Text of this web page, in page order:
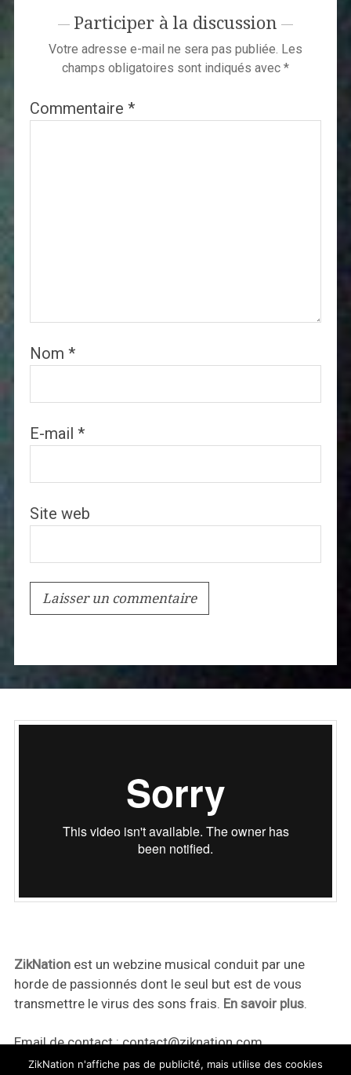
Participer à la discussion
Votre adresse e-mail ne sera pas publiée. Les
champs obligatoires sont indiqués avec *
Commentaire *
Nom *
E-mail *
Site web
ZikNationest un webzine musical conduit par une
horde de passionnés dont le seul but est de vous
transmettre le virus des sons frais. En savoir plus.
Email de contact :contact@ziknation.com
ZikNation n'affiche pas de publicité, mais utilise des cookies